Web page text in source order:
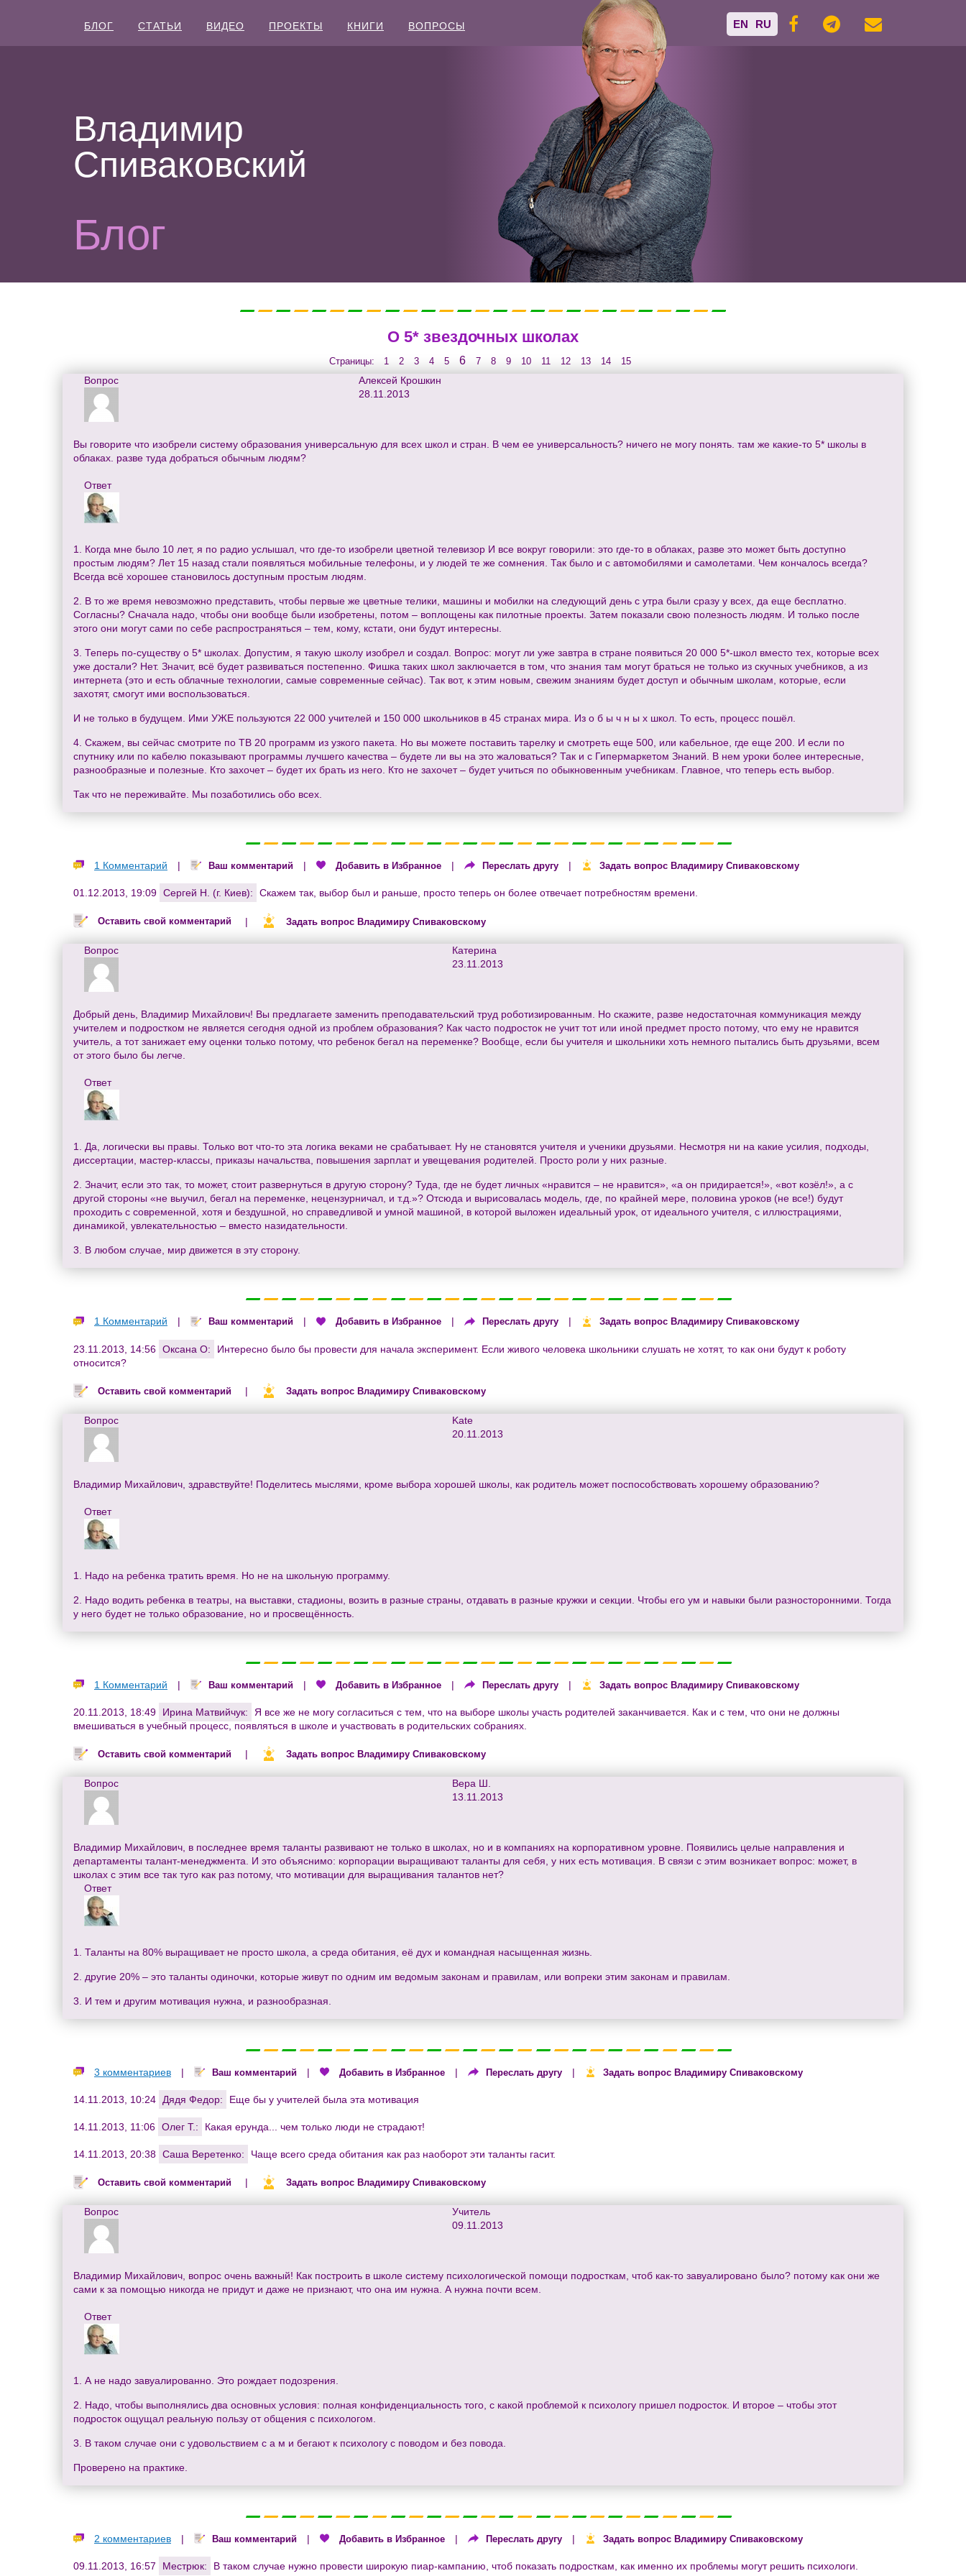
БЛОГ СТАТЬИ ВИДЕО ПРОЕКТЫ КНИГИ ВОПРОСЫ EN RU
Владимир
Спиваковский
Блог
О 5* звездочных школах
Страницы: 1 2 3 4 5 6 7 8 9 10 11 12 13 14 15
Вопрос
Алексей Крошкин
28.11.2013
Вы говорите что изобрели систему образования универсальную для всех школ и стран. В чем ее универсальность? ничего не могу понять. там же какие-то 5* школы в
облаках. разве туда добраться обычным людям?
Ответ
1. Когда мне было 10 лет, я по радио услышал, что где-то изобрели цветной телевизор И все вокруг говорили: это где-то в облаках, разве это может быть доступно
простым людям? Лет 15 назад стали появляться мобильные телефоны, и у людей те же сомнения. Так было и с автомобилями и самолетами. Чем кончалось всегда?
Всегда всё хорошее становилось доступным простым людям.
2. В то же время невозможно представить, чтобы первые же цветные телики, машины и мобилки на следующий день с утра были сразу у всех, да еще бесплатно.
Согласны? Сначала надо, чтобы они вообще были изобретены, потом – воплощены как пилотные проекты. Затем показали свою полезность людям. И только после
этого они могут сами по себе распространяться – тем, кому, кстати, они будут интересны.
3. Теперь по-существу о 5* школах. Допустим, я такую школу изобрел и создал. Вопрос: могут ли уже завтра в стране появиться 20 000 5*-школ вместо тех, которые всех
уже достали? Нет. Значит, всё будет развиваться постепенно. Фишка таких школ заключается в том, что знания там могут браться не только из скучных учебников, а из
интернета (это и есть облачные технологии, самые современные сейчас). Так вот, к этим новым, свежим знаниям будет доступ и обычным школам, которые, если
захотят, смогут ими воспользоваться.
И не только в будущем. Ими УЖЕ пользуются 22 000 учителей и 150 000 школьников в 45 странах мира. Из о б ы ч н ы х школ. То есть, процесс пошёл.
4. Скажем, вы сейчас смотрите по ТВ 20 программ из узкого пакета. Но вы можете поставить тарелку и смотреть еще 500, или кабельное, где еще 200. И если по
спутнику или по кабелю показывают программы лучшего качества – будете ли вы на это жаловаться? Так и с Гипермаркетом Знаний. В нем уроки более интересные,
разнообразные и полезные. Кто захочет – будет их брать из него. Кто не захочет – будет учиться по обыкновенным учебникам. Главное, что теперь есть выбор.
Так что не переживайте. Мы позаботились обо всех.
1 Комментарий | Ваш комментарий | Добавить в Избранное | Переслать другу | Задать вопрос Владимиру Спиваковскому
01.12.2013, 19:09 Сергей Н. (г. Киев): Скажем так, выбор был и раньше, просто теперь он более отвечает потребностям времени.
Оставить свой комментарий | Задать вопрос Владимиру Спиваковскому
Вопрос
Катерина
23.11.2013
Добрый день, Владимир Михайлович! Вы предлагаете заменить преподавательский труд роботизированным. Но скажите, разве недостаточная коммуникация между
учителем и подростком не является сегодня одной из проблем образования? Как часто подросток не учит тот или иной предмет просто потому, что ему не нравится
учитель, а тот занижает ему оценки только потому, что ребенок бегал на переменке? Вообще, если бы учителя и школьники хоть немного пытались быть друзьями, всем
от этого было бы легче.
Ответ
1. Да, логически вы правы. Только вот что-то эта логика веками не срабатывает. Ну не становятся учителя и ученики друзьями. Несмотря ни на какие усилия, подходы,
диссертации, мастер-классы, приказы начальства, повышения зарплат и увещевания родителей. Просто роли у них разные.
2. Значит, если это так, то может, стоит развернуться в другую сторону? Туда, где не будет личных «нравится – не нравится», «а он придирается!», «вот козёл!», а с
другой стороны «не выучил, бегал на переменке, нецензурничал, и т.д.»? Отсюда и вырисовалась модель, где, по крайней мере, половина уроков (не все!) будут
проходить с современной, хотя и бездушной, но справедливой и умной машиной, в которой выложен идеальный урок, от идеального учителя, с иллюстрациями,
динамикой, увлекательностью – вместо назидательности.
3. В любом случае, мир движется в эту сторону.
1 Комментарий | Ваш комментарий | Добавить в Избранное | Переслать другу | Задать вопрос Владимиру Спиваковскому
23.11.2013, 14:56 Оксана О:
Интересно было бы провести для начала эксперимент. Если живого человека школьники слушать не хотят, то как они будут к роботу
относится?
Оставить свой комментарий | Задать вопрос Владимиру Спиваковскому
Вопрос
Kate
20.11.2013
Владимир Михайлович, здравствуйте! Поделитесь мыслями, кроме выбора хорошей школы, как родитель может поспособствовать хорошему образованию?
Ответ
1. Надо на ребенка тратить время. Но не на школьную программу.
2. Надо водить ребенка в театры, на выставки, стадионы, возить в разные страны, отдавать в разные кружки и секции. Чтобы его ум и навыки были разносторонними. Тогда
у него будет не только образование, но и просвещённость.
1 Комментарий | Ваш комментарий | Добавить в Избранное | Переслать другу | Задать вопрос Владимиру Спиваковскому
20.11.2013, 18:49 Ирина Матвийчук:
Я все же не могу согласиться с тем, что на выборе школы участь родителей заканчивается. Как и с тем, что они не должны
вмешиваться в учебный процесс, появляться в школе и участвовать в родительских собраниях.
Оставить свой комментарий | Задать вопрос Владимиру Спиваковскому
Вопрос
Вера Ш.
13.11.2013
Владимир Михайлович, в последнее время таланты развивают не только в школах, но и в компаниях на корпоративном уровне. Появились целые направления и
департаменты талант-менеджмента. И это объяснимо: корпорации выращивают таланты для себя, у них есть мотивация. В связи с этим возникает вопрос: может, в
школах с этим все так туго как раз потому, что мотивации для выращивания талантов нет?
Ответ
1. Таланты на 80% выращивает не просто школа, а среда обитания, её дух и командная насыщенная жизнь.
2. другие 20% – это таланты одиночки, которые живут по одним им ведомым законам и правилам, или вопреки этим законам и правилам.
3. И тем и другим мотивация нужна, и разнообразная.
3 комментариев | Ваш комментарий | Добавить в Избранное | Переслать другу | Задать вопрос Владимиру Спиваковскому
14.11.2013, 10:24 Дядя Федор: Еще бы у учителей была эта мотивация
14.11.2013, 11:06 Олег Т.: Какая ерунда... чем только люди не страдают!
14.11.2013, 20:38 Саша Веретенко: Чаще всего среда обитания как раз наоборот эти таланты гасит.
Оставить свой комментарий | Задать вопрос Владимиру Спиваковскому
Вопрос
Учитель
09.11.2013
Владимир Михайлович, вопрос очень важный! Как построить в школе систему психологической помощи подросткам, чтоб как-то завуалировано было? потому как они же
сами к за помощью никогда не придут и даже не признают, что она им нужна. А нужна почти всем.
Ответ
1. А не надо завуалированно. Это рождает подозрения.
2. Надо, чтобы выполнялись два основных условия: полная конфиденциальность того, с какой проблемой к психологу пришел подросток. И второе – чтобы этот
подросток ощущал реальную пользу от общения с психологом.
3. В таком случае они с удовольствием с а м и бегают к психологу с поводом и без повода.
Проверено на практике.
2 комментариев | Ваш комментарий | Добавить в Избранное | Переслать другу | Задать вопрос Владимиру Спиваковскому
09.11.2013, 16:57 Местрюк:
В таком случае нужно провести широкую пиар-кампанию, чтоб показать подросткам, как именно их проблемы могут решить психологи.